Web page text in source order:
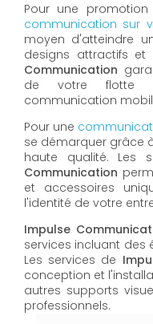
Pour une
communication sur
moyen d'atteindre
designs attractifs et
Communication
de votre flotte
communication
Pour une
se démarquer grâce
haute qualité. Les
Communication
et accessoires
l'identité de votre
Impulse
services incluant des
Les services de
conception et
autres supports
professionnels.